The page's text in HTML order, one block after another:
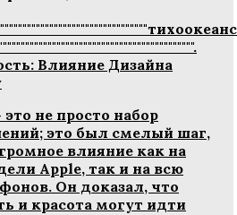
Влияние Дизайна
это не просто набор
это был смелый шаг‚
влияние как на
Apple‚ так и на всю
Он доказал‚ что
и красота могут идти